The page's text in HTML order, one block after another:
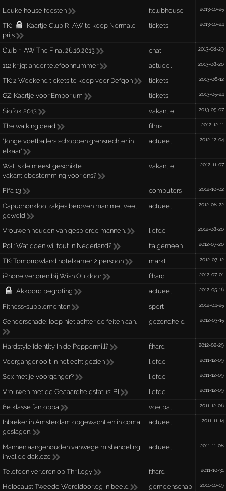
Leuke house feesten f:clubhouse 2013-10-25
TK:
Kaartje Club R_AW te koop Normale
prijs
tickets 2013-10-24
Club r_AW The Final 26.10.2013 chat 2013-08-29
112 krijgt ander telefoonnummer actueel 2013-08-20
TK:2 Weekend tickets te koop voor Defqon tickets 2013-06-12
GZ: Kaartje voor Emporium tickets 2013-05-24
Siofok 2013 vakantie 2013-05-07
The walking dead films 2012-12-11
'Jonge voetballers schoppen grensrechter in
elkaar'
actueel 2012-12-04
Wat is de meest geschikte
vakantiebestemming voor ons?
vakantie 2012-11-07
Fifa 13 computers 2012-10-02
Capuchonklootzakjes beroven man met veel
geweld
actueel 2012-08-22
Vrouwen houden van gespierde mannen. liefde 2012-08-20
Poll:Wat doen wij fout in Nederland? f:algemeen 2012-07-20
TK:Tomorrowland hotelkamer 2 persoon markt 2012-07-12
iPhone verloren bij Wish Outdoor f:hard 2012-07-01
Akkoord begroting actueel 2012-05-16
Fitness+supplementen sport 2012-04-25
Gehoorschade: loop niet achter de feiten aan. gezondheid 2012-03-15
Hardstyle Identity In de Peppermill? f:hard 2012-02-29
Voorganger ooit in het echt gezien liefde 2011-12-09
Sex met je voorganger? liefde 2011-12-09
Vrouwen met de Geaaardheidstatus: BI liefde 2011-12-09
6e klasse fantoppa voetbal 2011-12-06
Inbreker in Amsterdam opgewacht en in coma
geslagen.
actueel 2011-11-14
Mannen aangehouden vanwege mishandeling
invalide dakloze
actueel 2011-11-08
Telefoon verloren op Thrillogy f:hard 2011-10-31
Holocaust Tweede Wereldoorlog in beeld gemeenschap 2011-10-19